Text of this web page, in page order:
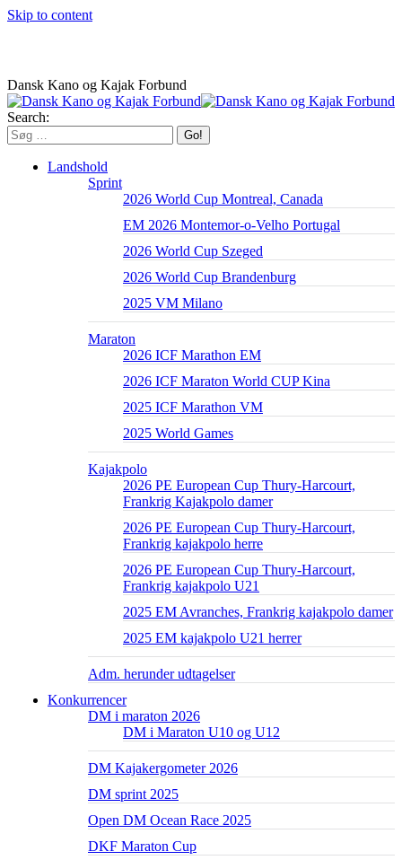
Skip to content
Dansk Kano og Kajak Forbund
Search:
Landshold
Sprint
2026 World Cup Montreal, Canada
EM 2026 Montemor-o-Velho Portugal
2026 World Cup Szeged
2026 World Cup Brandenburg
2025 VM Milano
Maraton
2026 ICF Marathon EM
2026 ICF Maraton World CUP Kina
2025 ICF Marathon VM
2025 World Games
Kajakpolo
2026 PE European Cup Thury-Harcourt,
Frankrig Kajakpolo damer
2026 PE European Cup Thury-Harcourt,
Frankrig kajakpolo herre
2026 PE European Cup Thury-Harcourt,
Frankrig kajakpolo U21
2025 EM Avranches, Frankrig kajakpolo damer
2025 EM kajakpolo U21 herrer
Adm. herunder udtagelser
Konkurrencer
DM i maraton 2026
DM i Maraton U10 og U12
DM Kajakergometer 2026
DM sprint 2025
Open DM Ocean Race 2025
DKF Maraton Cup